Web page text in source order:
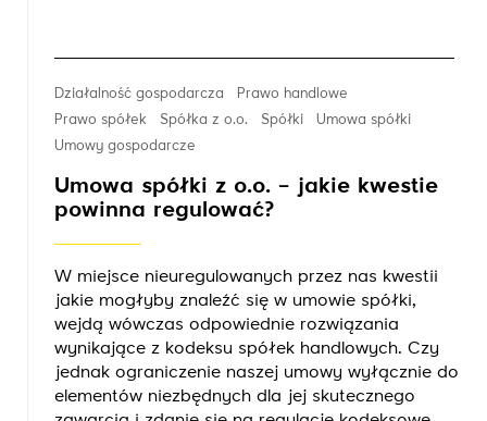
Działalność gospodarcza
Prawo handlowe
Prawo spółek
Spółka z o.o. Spółki
Umowa spółki
Umowy gospodarcze
Umowa spółki z o.o. – jakie kwestie
powinna regulować?
W miejsce nieuregulowanych przez nas kwestii
jakie mogłyby znaleźć się w umowie spółki,
wejdą wówczas odpowiednie rozwiązania
wynikające z kodeksu spółek handlowych. Czy
jednak ograniczenie naszej umowy wyłącznie do
elementów niezbędnych dla jej skutecznego